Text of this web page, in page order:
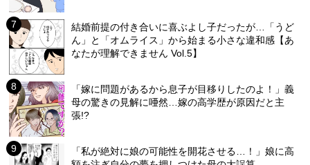
結婚前提の付き合いに喜ぶよし子だったが…「うど
ん」と「オムライス」から始まる小さな違和感【あ
なたが理解できません Vol.5】
「嫁に問題があるから息子が目移りしたのよ！」義
母の驚きの見解に唖然…嫁の高学歴が原因だと主
張!?
「私が絶対に娘の可能性を開花させる…！」娘に高